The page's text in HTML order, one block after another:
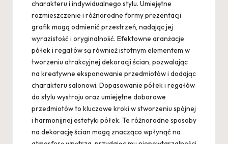
charakteru i indywidualnego stylu. Umiejętne
rozmieszczenie i różnorodne formy prezentacji
grafik mogą odmienić przestrzeń, nadając jej
wyrazistość i oryginalność. Efektowne aranżacje
półek i regałów są również istotnym elementem w
tworzeniu atrakcyjnej dekoracji ścian, pozwalając
na kreatywne eksponowanie przedmiotów i dodając
charakteru salonowi. Dopasowanie półek i regałów
do stylu wystroju oraz umiejętne doborowe
przedmiotów to kluczowe kroki w stworzeniu spójnej
i harmonijnej estetyki półek. Te różnorodne sposoby
na dekorację ścian mogą znacząco wpłynąć na